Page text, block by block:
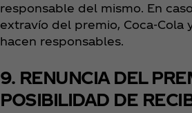
responsable del mismo. En
extravío del premio, Coca‑Cola
hacen responsables.
9. RENUNCIA DEL
POSIBILIDAD DE